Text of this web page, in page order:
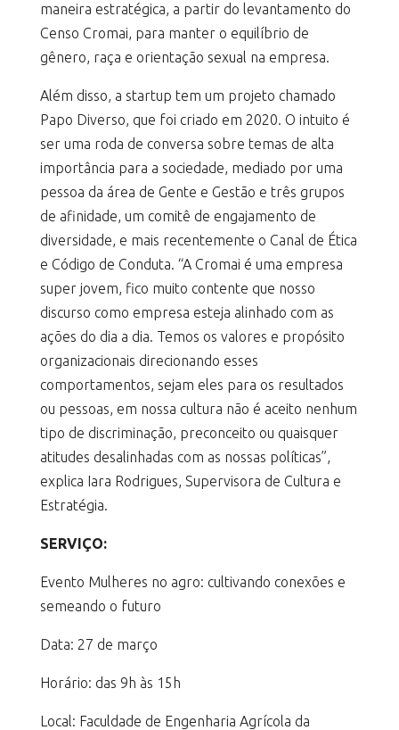
maneira estratégica, a partir do levantamento do
Censo Cromai, para manter o equilíbrio de
gênero, raça e orientação sexual na empresa.
Além disso, a startup tem um projeto chamado
Papo Diverso, que foi criado em 2020. O intuito é
ser uma roda de conversa sobre temas de alta
importância para a sociedade, mediado por uma
pessoa da área de Gente e Gestão e três grupos
de afinidade, um comitê de engajamento de
diversidade, e mais recentemente o Canal de Ética
e Código de Conduta. “A Cromai é uma empresa
super jovem, fico muito contente que nosso
discurso como empresa esteja alinhado com as
ações do dia a dia. Temos os valores e propósito
organizacionais direcionando esses
comportamentos, sejam eles para os resultados
ou pessoas, em nossa cultura não é aceito nenhum
tipo de discriminação, preconceito ou quaisquer
atitudes desalinhadas com as nossas políticas”,
explica Iara Rodrigues, Supervisora de Cultura e
Estratégia.
SERVIÇO:
Evento Mulheres no agro: cultivando conexões e
semeando o futuro
Data: 27 de março
Horário: das 9h às 15h
Local: Faculdade de Engenharia Agrícola da